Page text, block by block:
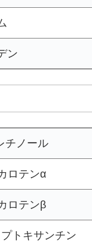
ン
チノール
ロテンα
ロテンβ
トキサンチン